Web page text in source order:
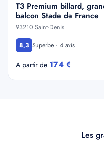
T3 Premium billard,
balcon Stade de France
93210 Saint-Denis
8,3 Superbe · 4 avis
A partir de 174 €
Les